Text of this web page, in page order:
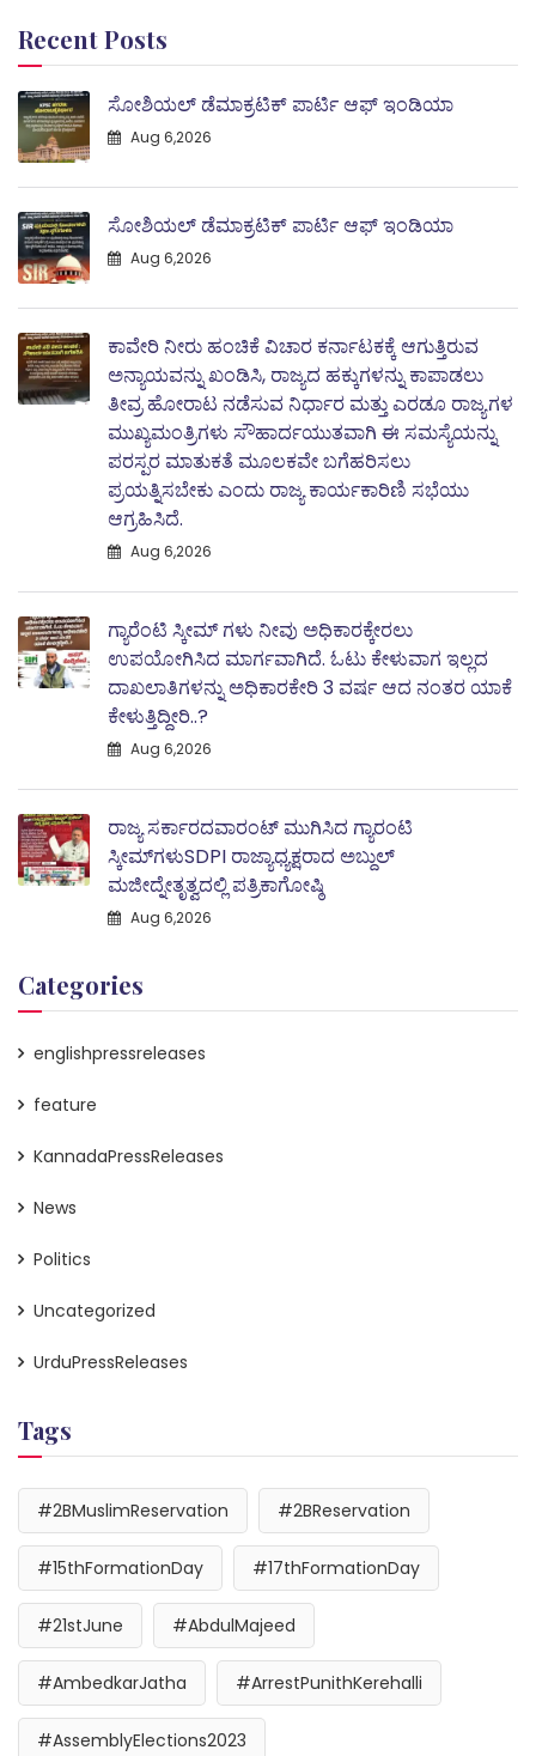
Recent Posts
ಸೋಶಿಯಲ್ ಡೆಮಾಕ್ರಟಿಕ್ ಪಾರ್ಟಿ ಆಫ್ ಇಂಡಿಯಾ
Aug 6,2026
ಸೋಶಿಯಲ್ ಡೆಮಾಕ್ರಟಿಕ್ ಪಾರ್ಟಿ ಆಫ್ ಇಂಡಿಯಾ
Aug 6,2026
ಕಾವೇರಿ ನೀರು ಹಂಚಿಕೆ ವಿಚಾರ ಕರ್ನಾಟಕಕ್ಕೆ ಆಗುತ್ತಿರುವ
ಅನ್ಯಾಯವನ್ನು ಖಂಡಿಸಿ, ರಾಜ್ಯದ ಹಕ್ಕುಗಳನ್ನು ಕಾಪಾಡಲು
ತೀವ್ರ ಹೋರಾಟ ನಡೆಸುವ ನಿರ್ಧಾರ ಮತ್ತು ಎರಡೂ ರಾಜ್ಯಗಳ
ಮುಖ್ಯಮಂತ್ರಿಗಳು ಸೌಹಾರ್ದಯುತವಾಗಿ ಈ ಸಮಸ್ಯೆಯನ್ನು
ಪರಸ್ಪರ ಮಾತುಕತೆ ಮೂಲಕವೇ ಬಗೆಹರಿಸಲು
ಪ್ರಯತ್ನಿಸಬೇಕು ಎಂದು ರಾಜ್ಯ ಕಾರ್ಯಕಾರಿಣಿ ಸಭೆಯು
ಆಗ್ರಹಿಸಿದೆ.
Aug 6,2026
ಗ್ಯಾರೆಂಟಿ ಸ್ಕೀಮ್ ಗಳು ನೀವು ಅಧಿಕಾರಕ್ಕೇರಲು
ಉಪಯೋಗಿಸಿದ ಮಾರ್ಗವಾಗಿದೆ. ಓಟು ಕೇಳುವಾಗ ಇಲ್ಲದ
ದಾಖಲಾತಿಗಳನ್ನು ಅಧಿಕಾರಕೇರಿ 3 ವರ್ಷ ಆದ ನಂತರ ಯಾಕೆ
ಕೇಳುತ್ತಿದ್ದೀರಿ..?
Aug 6,2026
ರಾಜ್ಯ ಸರ್ಕಾರದವಾರಂಟ್ ಮುಗಿಸಿದ ಗ್ಯಾರಂಟಿ
ಸ್ಕೀಮ್‌ಗಳುSDPI ರಾಜ್ಯಾಧ್ಯಕ್ಷರಾದ ಅಬ್ದುಲ್
ಮಜೀದ್ನೇತೃತ್ವದಲ್ಲಿ ಪತ್ರಿಕಾಗೋಷ್ಠಿ
Aug 6,2026
Categories
englishpressreleases
feature
KannadaPressReleases
News
Politics
Uncategorized
UrduPressReleases
Tags
#2BMuslimReservation #2BReservation
#15thFormationDay #17thFormationDay
#21stJune #AbdulMajeed
#AmbedkarJatha #ArrestPunithKerehalli
#AssemblyElections2023